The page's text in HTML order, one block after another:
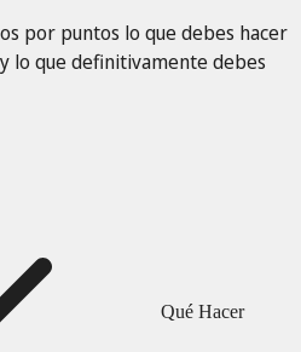
por puntos lo que debes hacer
lo que definitivamente debes
Qué Hacer